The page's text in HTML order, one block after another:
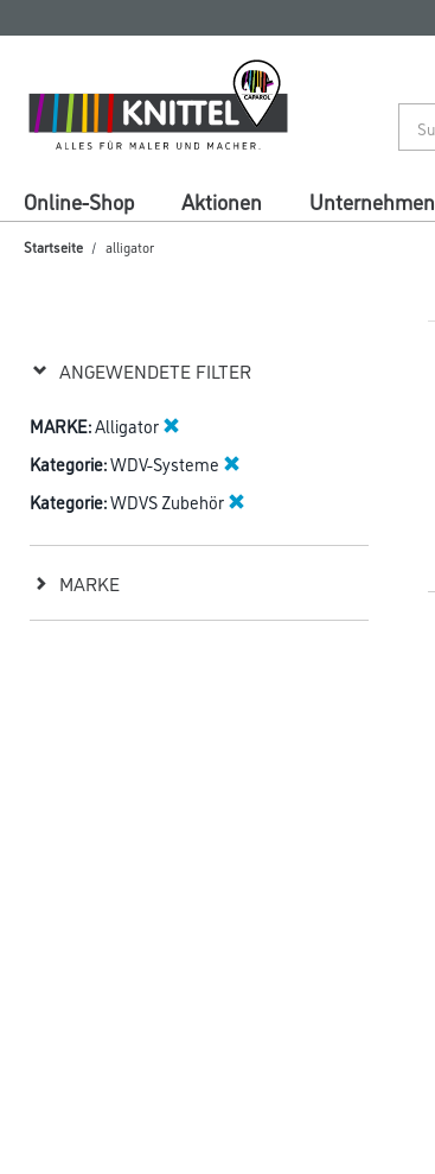
springen
springen
Online-Shop Aktionen Unternehmen
Startseite alligator
ANGEWENDETE FILTER
MARKE:Alligator
Kategorie:WDV-Systeme
Kategorie:WDVS Zubehör
MARKE